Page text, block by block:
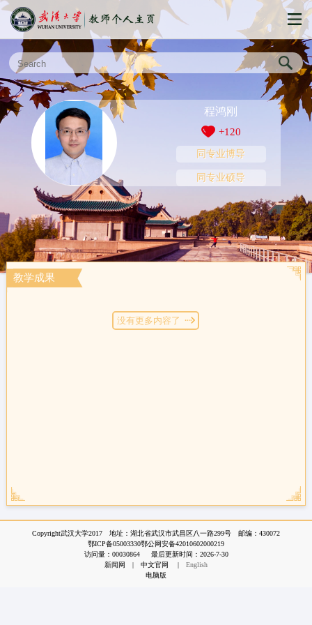
程鸿刚
+120
同专业博导
同专业硕导
教学成果
没有更多内容了
Copyright武汉大学2017 地址：湖北省武汉市武昌区八一路299号 邮编：430072
鄂ICP备05003330鄂公网安备42010602000219
访问量： 00030864 最后更新时间： 2026-7-30
新闻网
| 中文官网 |
English
电脑版